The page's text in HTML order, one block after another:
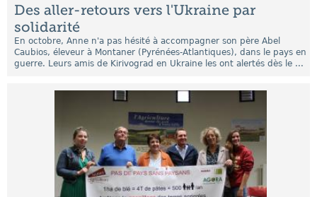
Des aller-retours vers l'Ukraine par
solidarité
En octobre, Anne n'a pas hésité à accompagner son père Abel
Caubios, éleveur à Montaner (Pyrénées-Atlantiques), dans le pays en
guerre. Leurs amis de Kirivograd en Ukraine les ont alertés dès le ...